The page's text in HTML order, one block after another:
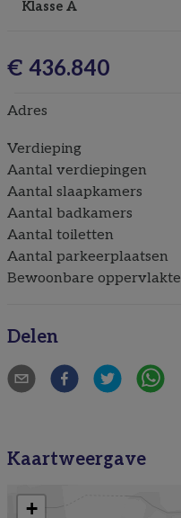
Klasse A
€ 436.840
Adres
Verdieping
Aantal verdiepingen
Aantal slaapkamers
Aantal badkamers
Aantal toiletten
Aantal parkeerplaatsen
Bewoonbare oppervlakte
Delen
Kaartweergave